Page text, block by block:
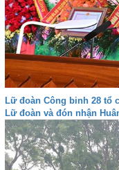
Lữ đoàn Công binh 28 tổ
Lữ đoàn và đón nhận